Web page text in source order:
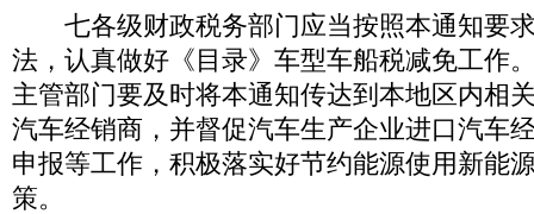
七各级财政税务部门应当按照本通知要
法，认真做好《目录》车型车船税减免工作
主管部门要及时将本通知传达到本地区内相
汽车经销商，并督促汽车生产企业进口汽车
申报等工作，积极落实好节约能源使用新能
策。